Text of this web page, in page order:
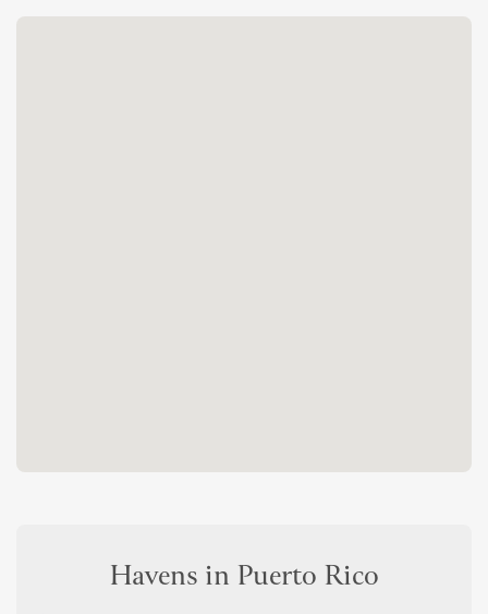
Havens in Puerto Rico